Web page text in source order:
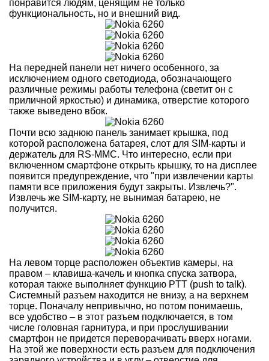
понравится людям, ценящим не только
функциональность, но и внешний вид.
На передней панели нет ничего особенного, за
исключением одного светодиода, обозначающего
различные режимы работы телефона (светит он с
приличной яркостью) и динамика, отверстие которого
также выведено вбок.
Почти всю заднюю панель занимает крышка, под
которой расположена батарея, слот для SIM-карты и
держатель для RS-MMC. Что интересно, если при
включенном смартфоне открыть крышку, то на дисплее
появится предупреждение, что "при извлечении карты
памяти все приложения будут закрыты. Извлечь?".
Извлечь же SIM-карту, не вынимая батарею, не
получится.
На левом торце расположен объектив камеры, на
правом – клавиша-качель и кнопка спуска затвора,
которая также выполняет функцию PTT (push to talk).
Системный разъем находится не внизу, а на верхнем
торце. Поначалу непривычно, но потом понимаешь,
все удобство – в этот разъем подключается, в том
числе головная гарнитура, и при прослушивании
смартфон не придется переворачивать вверх ногами.
На этой же поверхности есть разъем для подключения